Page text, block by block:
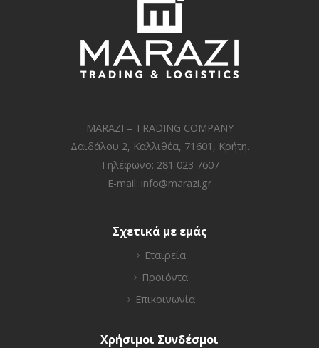
MARAZI – TRADING COMPANY
Δαιδάλου 2, Καλλιθέα, 71601, Κρήτη.
Τηλέφωνο: 281 023 7607
E-mail: info@marazi.gr
Σχετικά με εμάς
Εταιρεία
Προϊόντα
Επικοινωνία
Χρήσιμοι Συνδέσμοι